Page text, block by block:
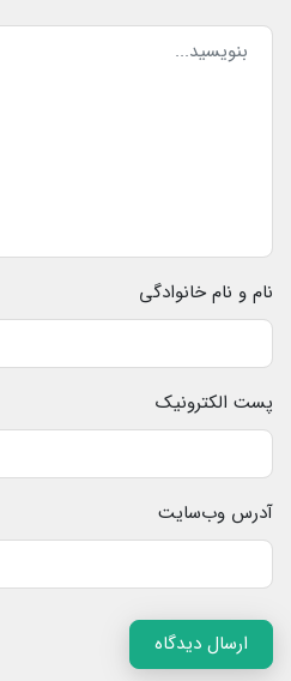
نام و نام خانوادگی
پست الکترونیک
آدرس وب‌سایت
ارسال دیدگاه